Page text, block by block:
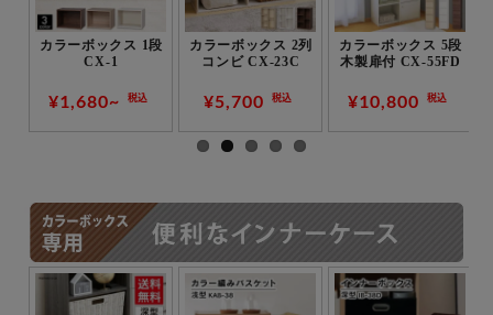
カラーボックス 3段
木製扉付 CX-33D
¥5,700 税込
カラーボックス 可動
棚タイプ 3段 CX-
¥3,180~ 税込
カラーボックス 3段
CX-3F
¥3,680~ 税込